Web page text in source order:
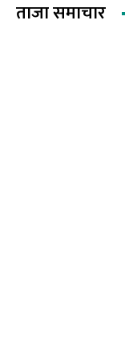
ताजा समाचार